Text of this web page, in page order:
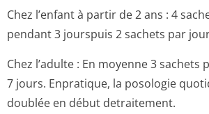
Chez l’enfant à partir de 2 ans : 4
pendant 3 jourspuis 2 sachets par
Chez l’adulte : En moyenne 3
7 jours. Enpratique, la posologie
doublée en début detraitement.